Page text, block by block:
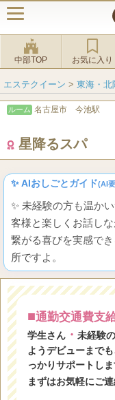
中部TOP お気に入り
エステクイーン > 東海・北
ルーム 名古屋市 今池駅
星降るスパ
✨ AIおしごとガイド(AI
✨ 未経験の方も温か
客様と楽しくお話し
繋がる喜びを実感で
所ですよ。
■通勤交通費支
学生さん・ 未経験
ようデビューまで
っかりサポートしま
まずはお気軽にご